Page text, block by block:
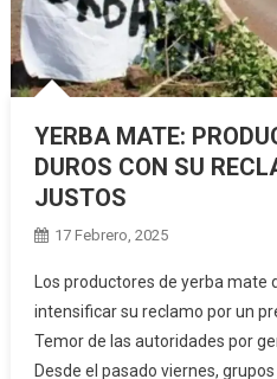
YERBA MATE:
DUROS CON SU
JUSTOS
17 Febrero, 2025
Los productores de yerba mate
intensificar su reclamo por un
Temor de las autoridades por
Desde el pasado viernes,